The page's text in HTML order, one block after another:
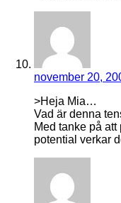
november 20,
>Heja Mia…
Vad är denna
Med tanke på
potential verkar